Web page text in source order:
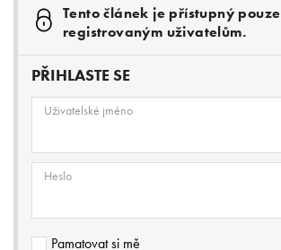
Tento článek je přístupný pouze
registrovaným uživatelům.
PŘIHLASTE SE
Uživatelské jméno
Heslo
Pamatovat si mě